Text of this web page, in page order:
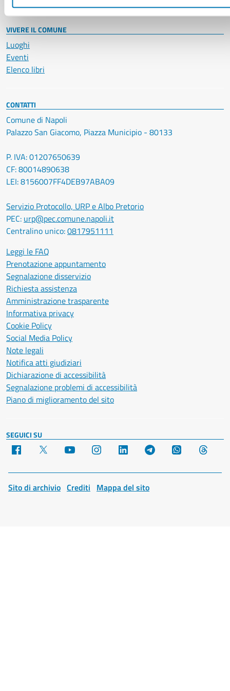
VIVERE IL COMUNE
Luoghi
Eventi
Elenco libri
CONTATTI
Comune di Napoli
Palazzo San Giacomo, Piazza Municipio - 80133
P. IVA: 01207650639
CF: 80014890638
LEI: 8156007FF4DEB97ABA09
Servizio Protocollo, URP e Albo Pretorio
PEC: urp@pec.comune.napoli.it
Centralino unico:0817951111
Leggi le FAQ
Prenotazione appuntamento
Segnalazione disservizio
Richiesta assistenza
Amministrazione trasparente
Informativa privacy
Cookie Policy
Social Media Policy
Note legali
Notifica atti giudiziari
Dichiarazione di accessibilità
Segnalazione problemi di accessibilità
Piano di miglioramento del sito
SEGUICI SU
Facebook YouTube Instagram LinkedIn Telegram WhatsApp
Sito di archivio Crediti Mappa del sito